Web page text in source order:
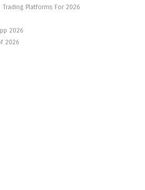
Trading Platforms For 2026
2026
2026